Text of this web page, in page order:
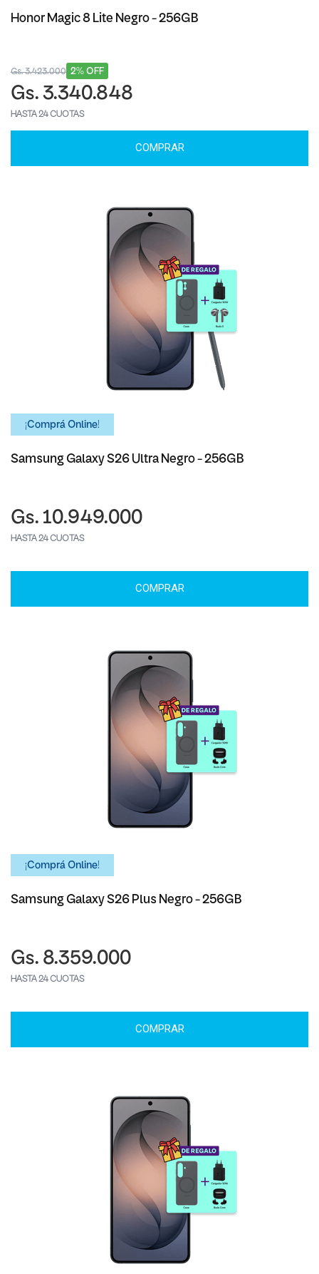
Honor Magic 8 Lite Negro - 256GB
2% OFF
Gs. 3.423.000
Gs. 3.340.848
HASTA 24 CUOTAS
COMPRAR
¡Comprá Online!
Samsung Galaxy S26 Ultra Negro - 256GB
Gs. 10.949.000
HASTA 24 CUOTAS
COMPRAR
¡Comprá Online!
Samsung Galaxy S26 Plus Negro - 256GB
Gs. 8.359.000
HASTA 24 CUOTAS
COMPRAR